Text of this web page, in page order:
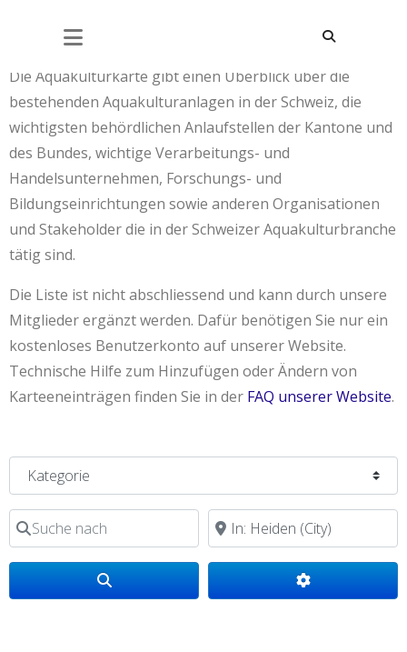
Die Aquakulturkarte gibt einen Überblick über die
bestehenden Aquakulturanlagen in der Schweiz, die
wichtigsten behördlichen Anlaufstellen der Kantone und
des Bundes, wichtige Verarbeitungs- und
Handelsunternehmen, Forschungs- und
Bildungseinrichtungen sowie anderen Organisationen
und Stakeholder die in der Schweizer Aquakulturbranche
tätig sind.
Die Liste ist nicht abschliessend und kann durch unsere
Mitglieder ergänzt werden. Dafür benötigen Sie nur ein
kostenloses Benutzerkonto auf unserer Website.
Technische Hilfe zum Hinzufügen oder Ändern von
Karteeneinträgen finden Sie in der FAQ unserer Website.
Kategorie
Suche nach in der Nähe von
Search Advanced